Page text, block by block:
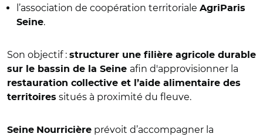
l’association de coopération territoriale AgriParis
Seine.
Son objectif : structurer une filière agricole durable
sur le bassin de la Seine afin d'approvisionner la
restauration collective et l’aide alimentaire des
territoires situés à proximité du fleuve.
Seine Nourricière prévoit d’accompagner la